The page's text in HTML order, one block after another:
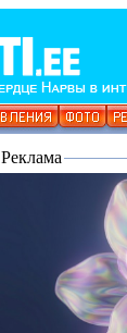
Реклама